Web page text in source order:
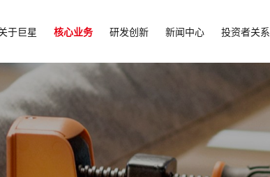
于巨星 核心业务 研发创新 新闻中心 投资者关系